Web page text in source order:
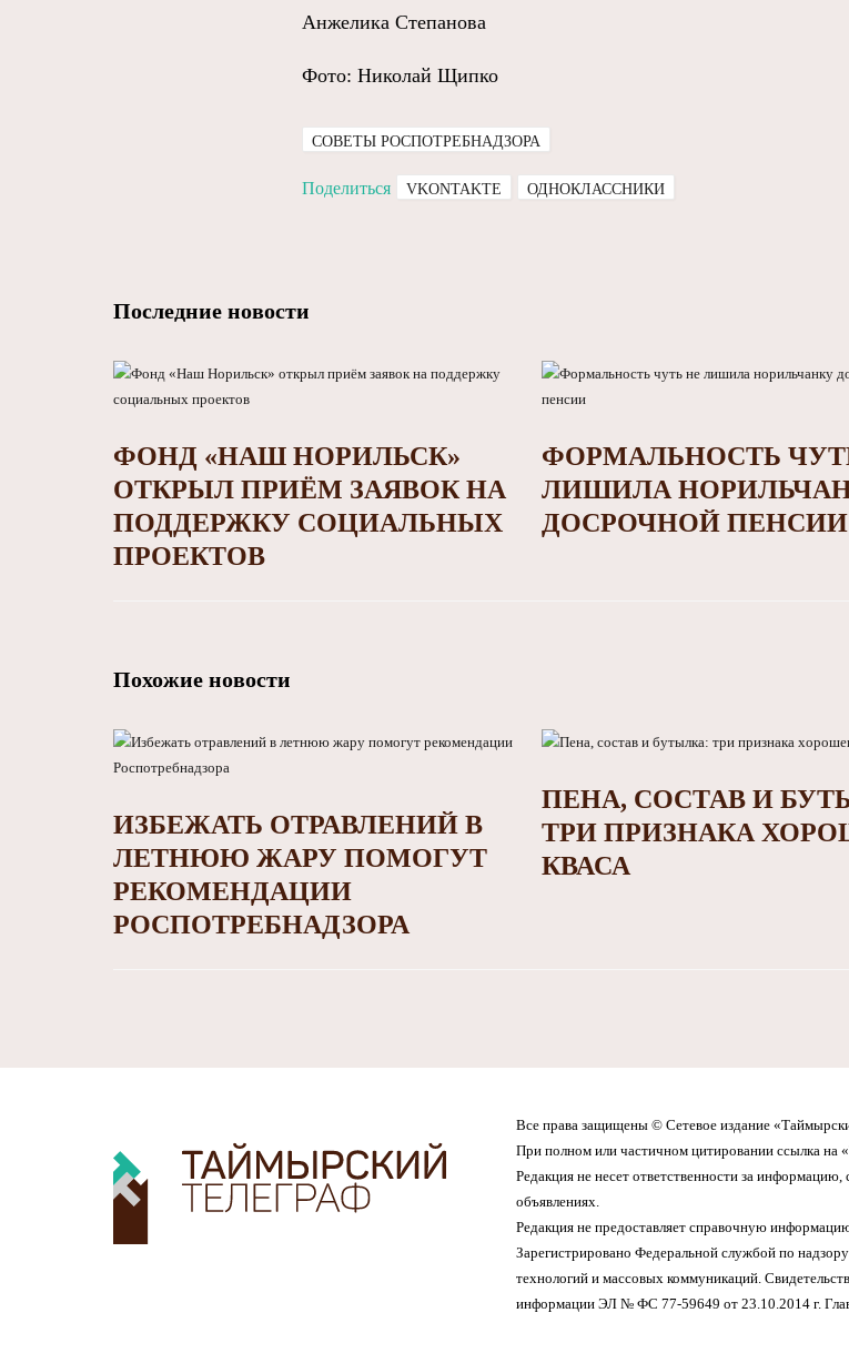
Анжелика Степанова
Фото: Николай Щипко
СОВЕТЫ РОСПОТРЕБНАДЗОРА
Поделиться VKONTAKTE ОДНОКЛАССНИКИ
Последние новости
ФОНД «НАШ НОРИЛЬСК»
ОТКРЫЛ ПРИЁМ ЗАЯВОК НА
ПОДДЕРЖКУ СОЦИАЛЬНЫХ
ПРОЕКТОВ
ФОРМАЛЬНОСТЬ
ЛИШИЛА
ДОСРОЧНОЙ ПЕНСИИ
Похожие новости
ИЗБЕЖАТЬ ОТРАВЛЕНИЙ В
ЛЕТНЮЮ ЖАРУ ПОМОГУТ
РЕКОМЕНДАЦИИ
РОСПОТРЕБНАДЗОРА
ПЕНА, СОСТАВ И
ТРИ ПРИЗНАКА
КВАСА
Все права защищены © Сетевое издание
При полном или частичном цитировании ссылка на
Редакция не несет ответственности за
объявлениях.
Редакция не предоставляет справочную
Зарегистрировано Федеральной службой по
технологий и массовых коммуникаций.
информации ЭЛ № ФС 77-59649 от 23.10.2014 г.